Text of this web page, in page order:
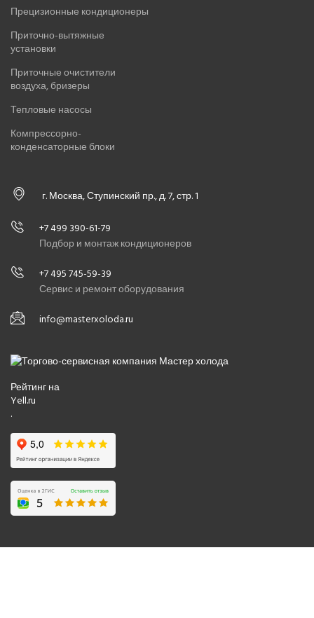
Прецизионные кондиционеры
Приточно-вытяжные
установки
Приточные очистители
воздуха, бризеры
Тепловые насосы
Компрессорно-
конденсаторные блоки
г. Москва, Ступинский пр., д. 7, стр. 1
+7 499 390-61-79
Подбор и монтаж кондиционеров
+7 495 745-59-39
Сервис и ремонт оборудования
info@masterxoloda.ru
Рейтинг на
Yell.ru
.